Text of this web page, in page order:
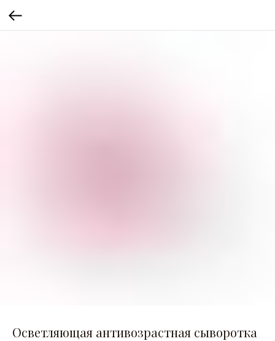
Осветляющая антивозрастная сыворотка